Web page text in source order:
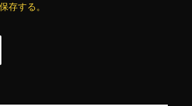
存する。